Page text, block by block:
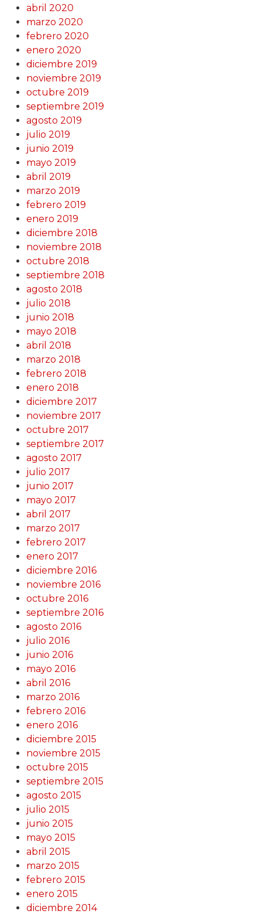
abril 2020
marzo 2020
febrero 2020
enero 2020
diciembre 2019
noviembre 2019
octubre 2019
septiembre 2019
agosto 2019
julio 2019
junio 2019
mayo 2019
abril 2019
marzo 2019
febrero 2019
enero 2019
diciembre 2018
noviembre 2018
octubre 2018
septiembre 2018
agosto 2018
julio 2018
junio 2018
mayo 2018
abril 2018
marzo 2018
febrero 2018
enero 2018
diciembre 2017
noviembre 2017
octubre 2017
septiembre 2017
agosto 2017
julio 2017
junio 2017
mayo 2017
abril 2017
marzo 2017
febrero 2017
enero 2017
diciembre 2016
noviembre 2016
octubre 2016
septiembre 2016
agosto 2016
julio 2016
junio 2016
mayo 2016
abril 2016
marzo 2016
febrero 2016
enero 2016
diciembre 2015
noviembre 2015
octubre 2015
septiembre 2015
agosto 2015
julio 2015
junio 2015
mayo 2015
abril 2015
marzo 2015
febrero 2015
enero 2015
diciembre 2014